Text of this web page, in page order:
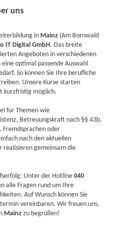
uns
in Mainz (Am Bornwald
IT Digital GmbH. Das breite
Angeboten in verschiedenen
optimal passende Auswahl
So können Sie Ihre berufliche
Unsere Kurse starten
kurzfristig möglich.
für Themen wie
Betreuungskraft nach §§ 43b,
oder
nach den aktuellen
gemeinsam die
Unter der Hotline040
alle Fragen rund um Ihre
Auf Wunsch können Sie
vereinbaren. Wir freuen uns,
Mainz zu begrüßen!